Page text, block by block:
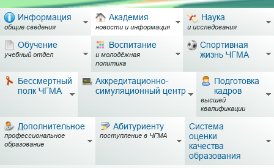
Информация
общие сведения
Академия
новости и информация
Наука
и исследования
Обучение
учебный отдел
Воспитание
и молодёжная
политика
Спортивная
жизнь ЧГМА
Бессмертный
полк ЧГМА
Аккредитационно-
симуляционный центр
Подготовка
кадров
высшей
квалификации
Дополнительное
профессиональное
образование
Абитуриенту
поступление в ЧГМА
Система
оценки
качества
образования